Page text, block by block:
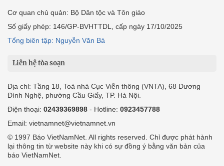
Cơ quan chủ quản: Bộ Dân tộc và Tôn giáo
Số giấy phép: 146/GP-BVHTTDL, cấp ngày 17/10/2025
Tổng biên tập: Nguyễn Văn Bá
Liên hệ tòa soạn
Địa chỉ: Tầng 18, Toà nhà Cục Viễn thông (VNTA), 68 Dương
Đình Nghệ, phường Cầu Giấy, TP. Hà Nội.
Điện thoại: 02439369898 - Hotline: 0923457788
Email: vietnamnet@vietnamnet.vn
© 1997 Báo VietNamNet. All rights reserved. Chỉ được phát hành
lại thông tin từ website này khi có sự đồng ý bằng văn bản của
báo VietNamNet.